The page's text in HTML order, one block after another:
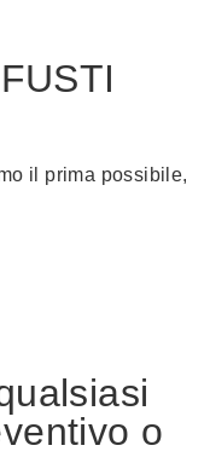
il prima possibile,
o